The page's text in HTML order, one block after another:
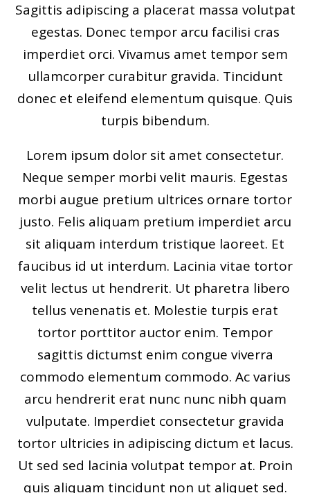
Sagittis adipiscing a placerat massa volutpat
egestas. Donec tempor arcu facilisi cras
imperdiet orci. Vivamus amet tempor sem
ullamcorper curabitur gravida. Tincidunt
donec et eleifend elementum quisque. Quis
turpis bibendum.
Lorem ipsum dolor sit amet consectetur.
Neque semper morbi velit mauris. Egestas
morbi augue pretium ultrices ornare tortor
justo. Felis aliquam pretium imperdiet arcu
sit aliquam interdum tristique laoreet. Et
faucibus id ut interdum. Lacinia vitae tortor
velit lectus ut hendrerit. Ut pharetra libero
tellus venenatis et. Molestie turpis erat
tortor porttitor auctor enim. Tempor
sagittis dictumst enim congue viverra
commodo elementum commodo. Ac varius
arcu hendrerit erat nunc nunc nibh quam
vulputate. Imperdiet consectetur gravida
tortor ultricies in adipiscing dictum et lacus.
Ut sed sed lacinia volutpat tempor at. Proin
quis aliquam tincidunt non ut aliquet sed.